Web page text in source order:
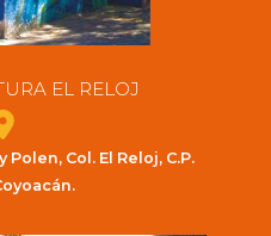
EL RELOJ
Col. El Reloj, C.P.